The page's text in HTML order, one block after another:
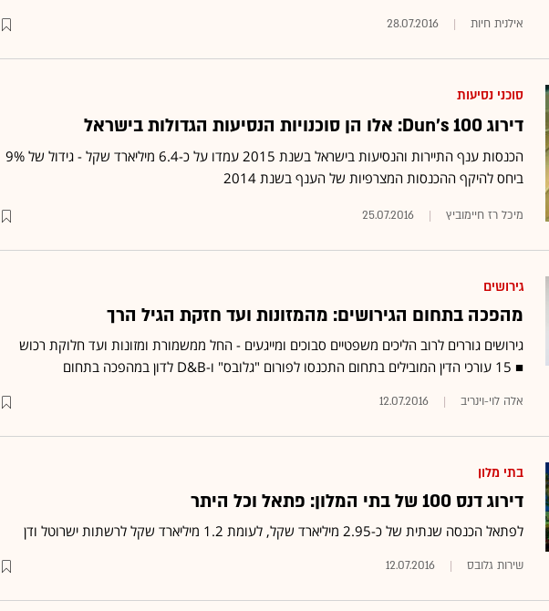
אילנית חיות 28.07.2016
סוכני נסיעות
דירוג Dun's 100: אלו הן סוכנויות הנסיעות הגדולות בישראל
הכנסות ענף התיירות והנסיעות בישראל בשנת 2015 עמדו על כ-6.4 מיליארד שקל - גידול של 9%
ביחס להיקף ההכנסות המצרפיות של הענף בשנת 2014
מיכל רז חיימוביץ 25.07.2016
גירושים
מהפכה בתחום הגירושים: מהמזונות ועד חזקת הגיל הרך
גירושים גוררים לרוב הליכים משפטיים סבוכים ומייגעים - החל ממשמורת ומזונות ועד חלוקת רכוש
■ 15 עורכי הדין המובילים בתחום התכנסו לפורום "גלובס" ו-D&B לדון במהפכה בתחום
אלה לוי-וינריב 12.07.2016
בתי מלון
דירוג דנס 100 של בתי המלון: פתאל וכל היתר
לפתאל הכנסה שנתית של כ-2.95 מיליארד שקל, לעומת 1.2 מיליארד שקל לרשתות ישרוטל ודן
שירות גלובס 12.07.2016